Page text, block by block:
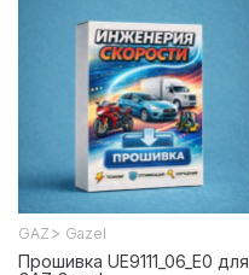
GAZ > Gazel
Прошивка UE9111_06_E0 для